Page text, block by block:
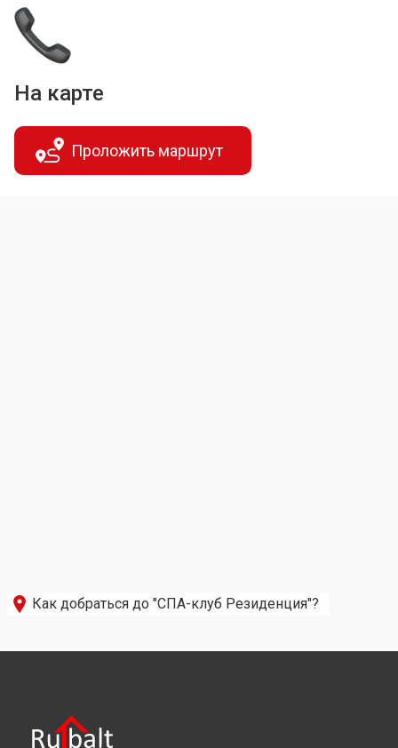
На карте
Проложить маршрут
Как добраться до "СПА-клуб Резиденция"?